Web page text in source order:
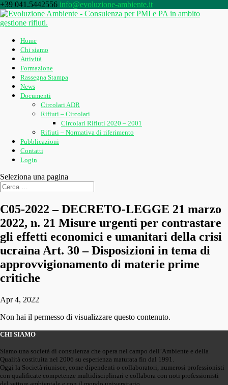
+39 041.5442556 info@evoluzione-ambiente.it
Home
Chi siamo
Attività
Formazione
Rassegna Stampa
News
Documenti
Circolari ADR
Rifiuti – Circolari
Circolari Rifiuti 2020 – 2001
Rifiuti – Normativa di riferimento
Pubblicazioni
Contatti
Login
Seleziona una pagina
C05-2022 – DECRETO-LEGGE 21 marzo
2022, n. 21 Misure urgenti per contrastare
gli effetti economici e umanitari della crisi
ucraina Art. 30 – Disposizioni in tema di
approvvigionamento di materie prime
critiche
Apr 4, 2022
Non hai il permesso di visualizzare questo contenuto.
CHI SIAMO
Siamo una società di consulenza che opera nel campo dell’Ambiente e della
Qualità costituita nel 2006 su esperienza maturata fin dal 1991.
Oggi la Società riunisce, come dipendenti o collaboratori, numerosi professionisti
con qualificate competenze multidisciplinari e collabora con noti professionisti